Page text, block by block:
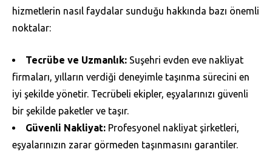
hizmetlerin nasıl faydalar sunduğu hakkında bazı önemli
noktalar:
Tecrübe ve Uzmanlık: Suşehri evden eve nakliyat
firmaları, yılların verdiği deneyimle taşınma sürecini en
iyi şekilde yönetir. Tecrübeli ekipler, eşyalarınızı güvenli
bir şekilde paketler ve taşır.
Güvenli Nakliyat: Profesyonel nakliyat şirketleri,
eşyalarınızın zarar görmeden taşınmasını garantiler.